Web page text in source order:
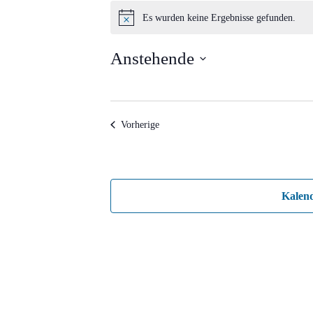
Veranstaltungen
Hinweis
Es wurden keine Ergebnisse gefunden.
Anstehende
VorherigeVeranstaltungen